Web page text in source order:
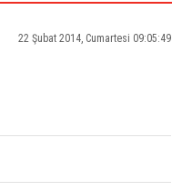
22 Şubat 2014, Cumartesi 09:05:49